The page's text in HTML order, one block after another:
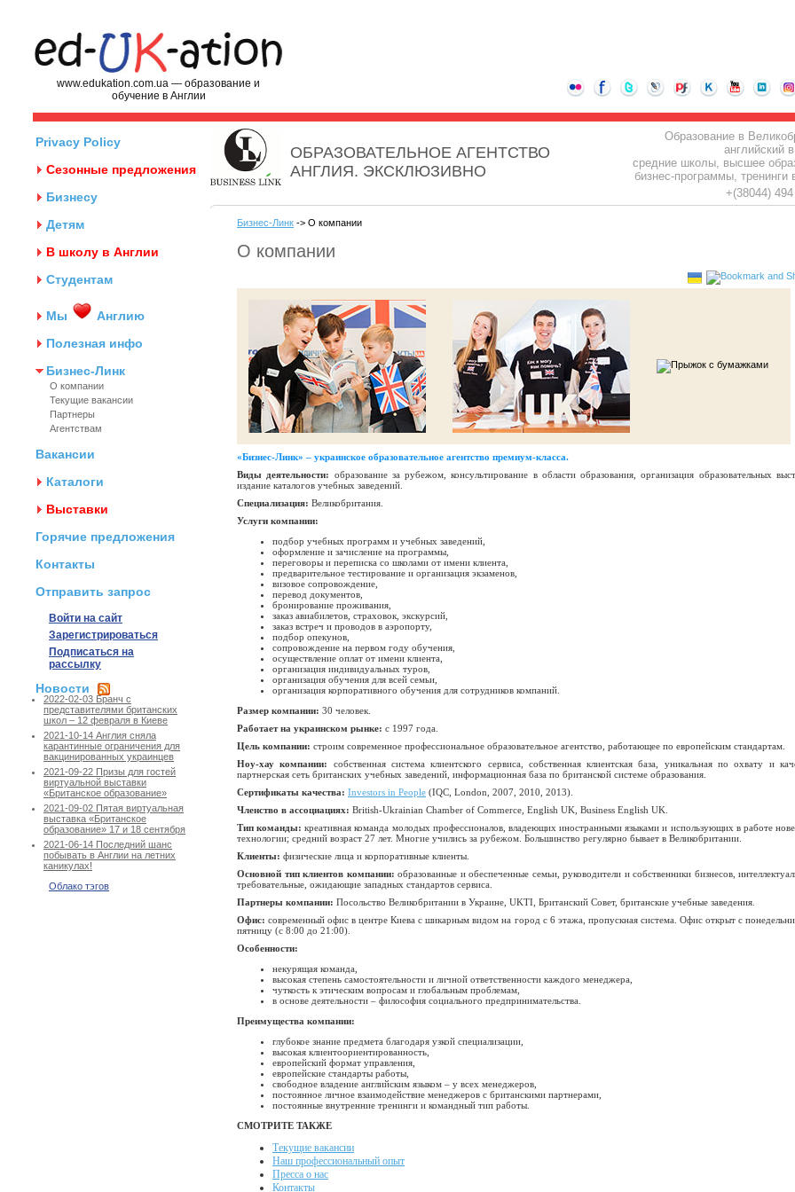
www.edukation.com.ua — образование и
обучение в Англии
Privacy Policy
Сезонные предложения
Бизнесу
Детям
В школу в Англии
Студентам
Мы
Англию
Полезная инфо
Бизнес-Линк
О компании
Текущие вакансии
Партнеры
Агентствам
Вакансии
Каталоги
Выставки
Горячие предложения
Контакты
Отправить запрос
Войти на сайт
Зарегистрироваться
Подписаться на
рассылку
Новости
2022-02-03 Бранч с
представителями британских
школ – 12 февраля в Киеве
2021-10-14 Англия сняла
карантинные ограничения для
вакцинированных украинцев
2021-09-22 Призы для гостей
виртуальной выставки
«Британское образование»
2021-09-02 Пятая виртуальная
выставка «Британское
образование» 17 и 18 сентября
2021-06-14 Последний шанс
побывать в Англии на летних
каникулах!
Облако тэгов
ОБРАЗОВАТЕЛЬНОЕ АГЕНТСТВО
АНГЛИЯ. ЭКСКЛЮЗИВНО
Образование в
английский
средние школы, высшее
бизнес-программы, тренинги
+(38044)
Бизнес-Линк -> О компании
О компании
«Бизнес-Линк» – украинское образовательное агентство премиум-класса.
Виды деятельности: образование за рубежом, консультирование в области образования, организация образовательных
издание каталогов учебных заведений.
Специализация: Великобритания.
Услуги компании:
подбор учебных программ и учебных заведений,
оформление и зачисление на программы,
переговоры и переписка со школами от имени клиента,
предварительное тестирование и организация экзаменов,
визовое сопровождение,
перевод документов,
бронирование проживания,
заказ авиабилетов, страховок, экскурсий,
заказ встреч и проводов в аэропорту,
подбор опекунов,
сопровождение на первом году обучения,
осуществление оплат от имени клиента,
организация индивидуальных туров,
организация обучения для всей семьи,
организация корпоративного обучения для сотрудников компаний.
Размер компании: 30 человек.
Работает на украинском рынке: с 1997 года.
Цель компании: строим современное профессиональное образовательное агентство, работающее по европейским стандартам.
Ноу-хау компании:
собственная система клиентского сервиса, собственная клиентская база, уникальная по охвату и
партнерская сеть британских учебных заведений, информационная база по британской системе образования.
Сертификаты качества: Investors in People (IQC, London, 2007, 2010, 2013).
Членство в ассоциациях: British-Ukrainian Chamber of Commerce, English UK, Business English UK.
Тип команды:креативная команда молодых профессионалов, владеющих иностранными языками и использующих в работе
технологии; средний возраст 27 лет. Многие учились за рубежом. Большинство регулярно бывает в Великобритании.
Клиенты: физические лица и корпоративные клиенты.
Основной тип клиентов компании: образованные и обеспеченные семьи, руководители и собственники бизнесов,
требовательные, ожидающие западных стандартов сервиса.
Партнеры компании: Посольство Великобритании в Украине, UKTI, Британский Совет, британские учебные заведения.
Офис:современный офис в центре Киева с шикарным видом на город с 6 этажа, пропускная система. Офис открыт с
пятницу (с 8:00 до 21:00).
Особенности:
некурящая команда,
высокая степень самостоятельности и личной ответственности каждого менеджера,
чуткость к этическим вопросам и глобальным проблемам,
в основе деятельности – философия социального предпринимательства.
Преимущества компании:
глубокое знание предмета благодаря узкой специализации,
высокая клиентоориентированность,
европейский формат управления,
европейские стандарты работы,
свободное владение английским языком – у всех менеджеров,
постоянное личное взаимодействие менеджеров с британскими партнерами,
постоянные внутренние тренинги и командный тип работы.
СМОТРИТЕ ТАКЖЕ
Текущие вакансии
Наш профессиональный опыт
Пресса о нас
Контакты